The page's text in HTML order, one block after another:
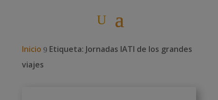
Inicio 9 Etiqueta: Jornadas IATI de los grandes
viajes